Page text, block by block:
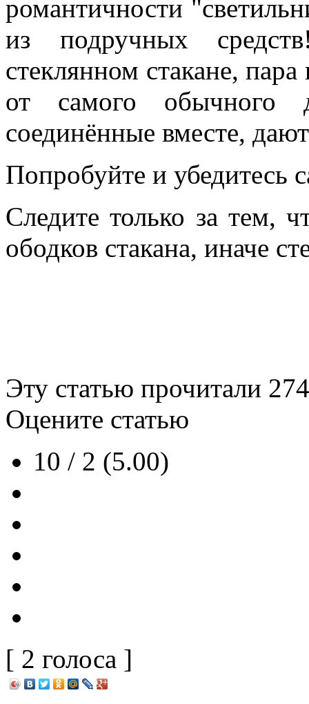
романтичности
из подручных
стеклянном стакане,
от самого обычного
соединённые вместе,
Попробуйте и убедитесь
Следите только за тем,
ободков стакана, иначе
Эту статью прочитали
Оцените статью
10 / 2 (5.00)
[ 2 голоса ]